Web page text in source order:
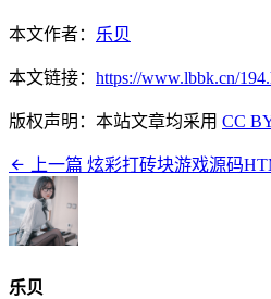
本文作者： 乐贝
本文链接： https://www.lbbk.cn/
版权声明：本站文章均采用 CC
上一篇 炫彩打砖块游戏源码
乐贝